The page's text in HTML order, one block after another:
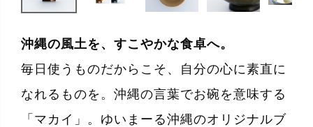
沖縄の風土を、すこやかな食卓へ。
毎日使うものだからこそ、自分の心に素直に
なれるものを。沖縄の言葉でお碗を意味する
「マカイ」。ゆいまーる沖縄のオリジナルブ